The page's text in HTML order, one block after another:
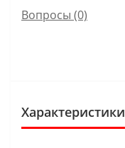
Вопросы (0)
Характеристики